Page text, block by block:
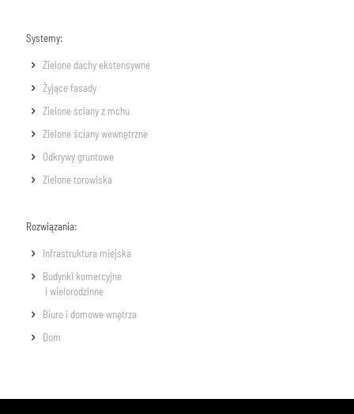
Systemy:
Zielone dachy ekstensywne
Żyjące fasady
Zielone ściany z mchu
Zielone ściany wewnętrzne
Odkrywy gruntowe
Zielone torowiska
Rozwiązania:
Infrastruktura miejska
Budynki komercyjne
i wielorodzinne
Biuro i domowe wnętrza
Dom